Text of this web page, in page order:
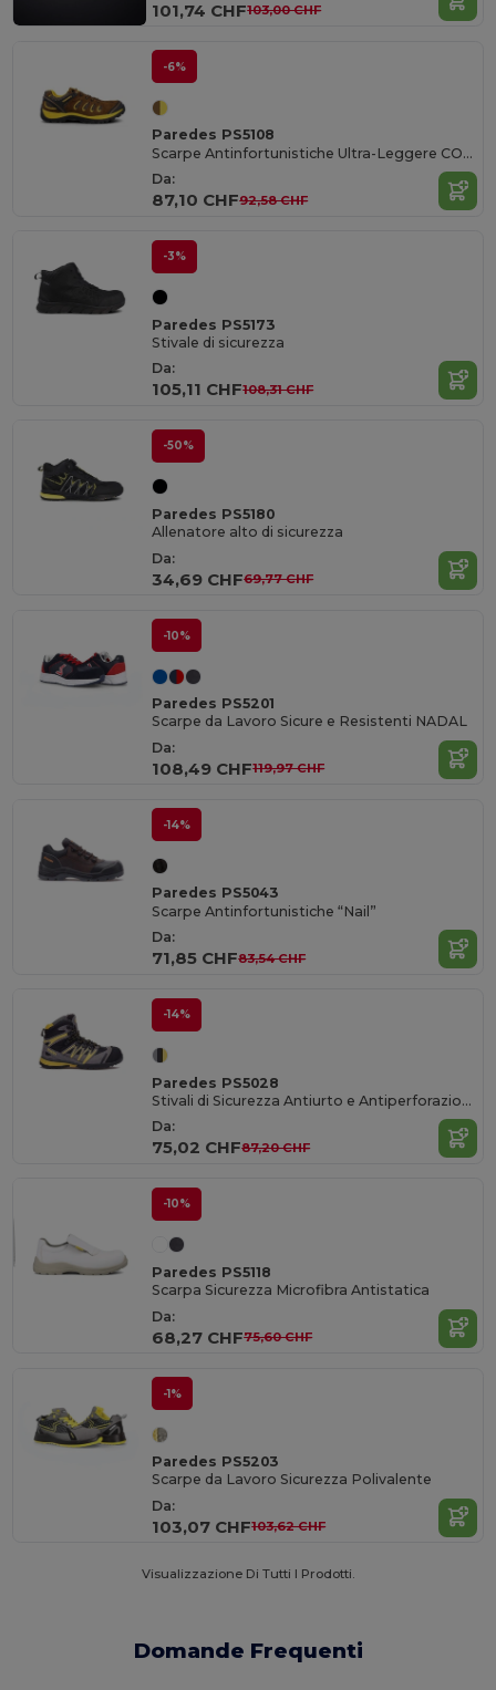
101,74 CHF103,00 CHF
-6%
Paredes PS5108
Scarpe Antinfortunistiche Ultra-Leggere COMPACT®
Da:
87,10 CHF92,58 CHF
-3%
Paredes PS5173
Stivale di sicurezza
Da:
105,11 CHF108,31 CHF
-50%
Paredes PS5180
Allenatore alto di sicurezza
Da:
34,69 CHF69,77 CHF
-10%
Paredes PS5201
Scarpe da Lavoro Sicure e Resistenti NADAL
Da:
108,49 CHF119,97 CHF
-14%
Paredes PS5043
Scarpe Antinfortunistiche “Nail”
Da:
71,85 CHF83,54 CHF
-14%
Paredes PS5028
Stivali di Sicurezza Antiurto e Antiperforazione
Da:
75,02 CHF87,20 CHF
-10%
Paredes PS5118
Scarpa Sicurezza Microfibra Antistatica
Da:
68,27 CHF75,60 CHF
-1%
Paredes PS5203
Scarpe da Lavoro Sicurezza Polivalente
Da:
103,07 CHF103,62 CHF
Visualizzazione Di Tutti I Prodotti.
Domande Frequenti